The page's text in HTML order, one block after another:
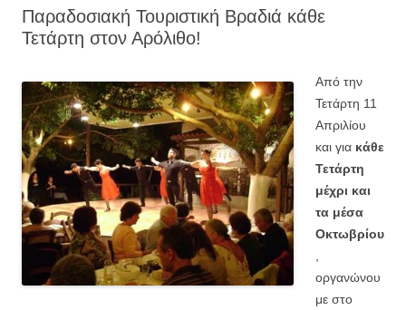
Παραδοσιακή Τουριστική Βραδιά κάθε
Τετάρτη στον Αρόλιθο!
Από την
Τετάρτη 11
Απριλίου
και για κάθε
Τετάρτη
μέχρι και
τα μέσα
Οκτωβρίου
οργανώνου
με στο